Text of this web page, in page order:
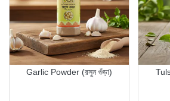
Garlic Powder (রসুন গুঁড়া)